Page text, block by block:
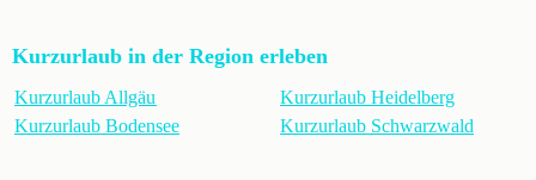
Kurzurlaub in der Region erleben
Kurzurlaub Allgäu
Kurzurlaub Bodensee
Kurzurlaub Heidelberg
Kurzurlaub Schwarzwald